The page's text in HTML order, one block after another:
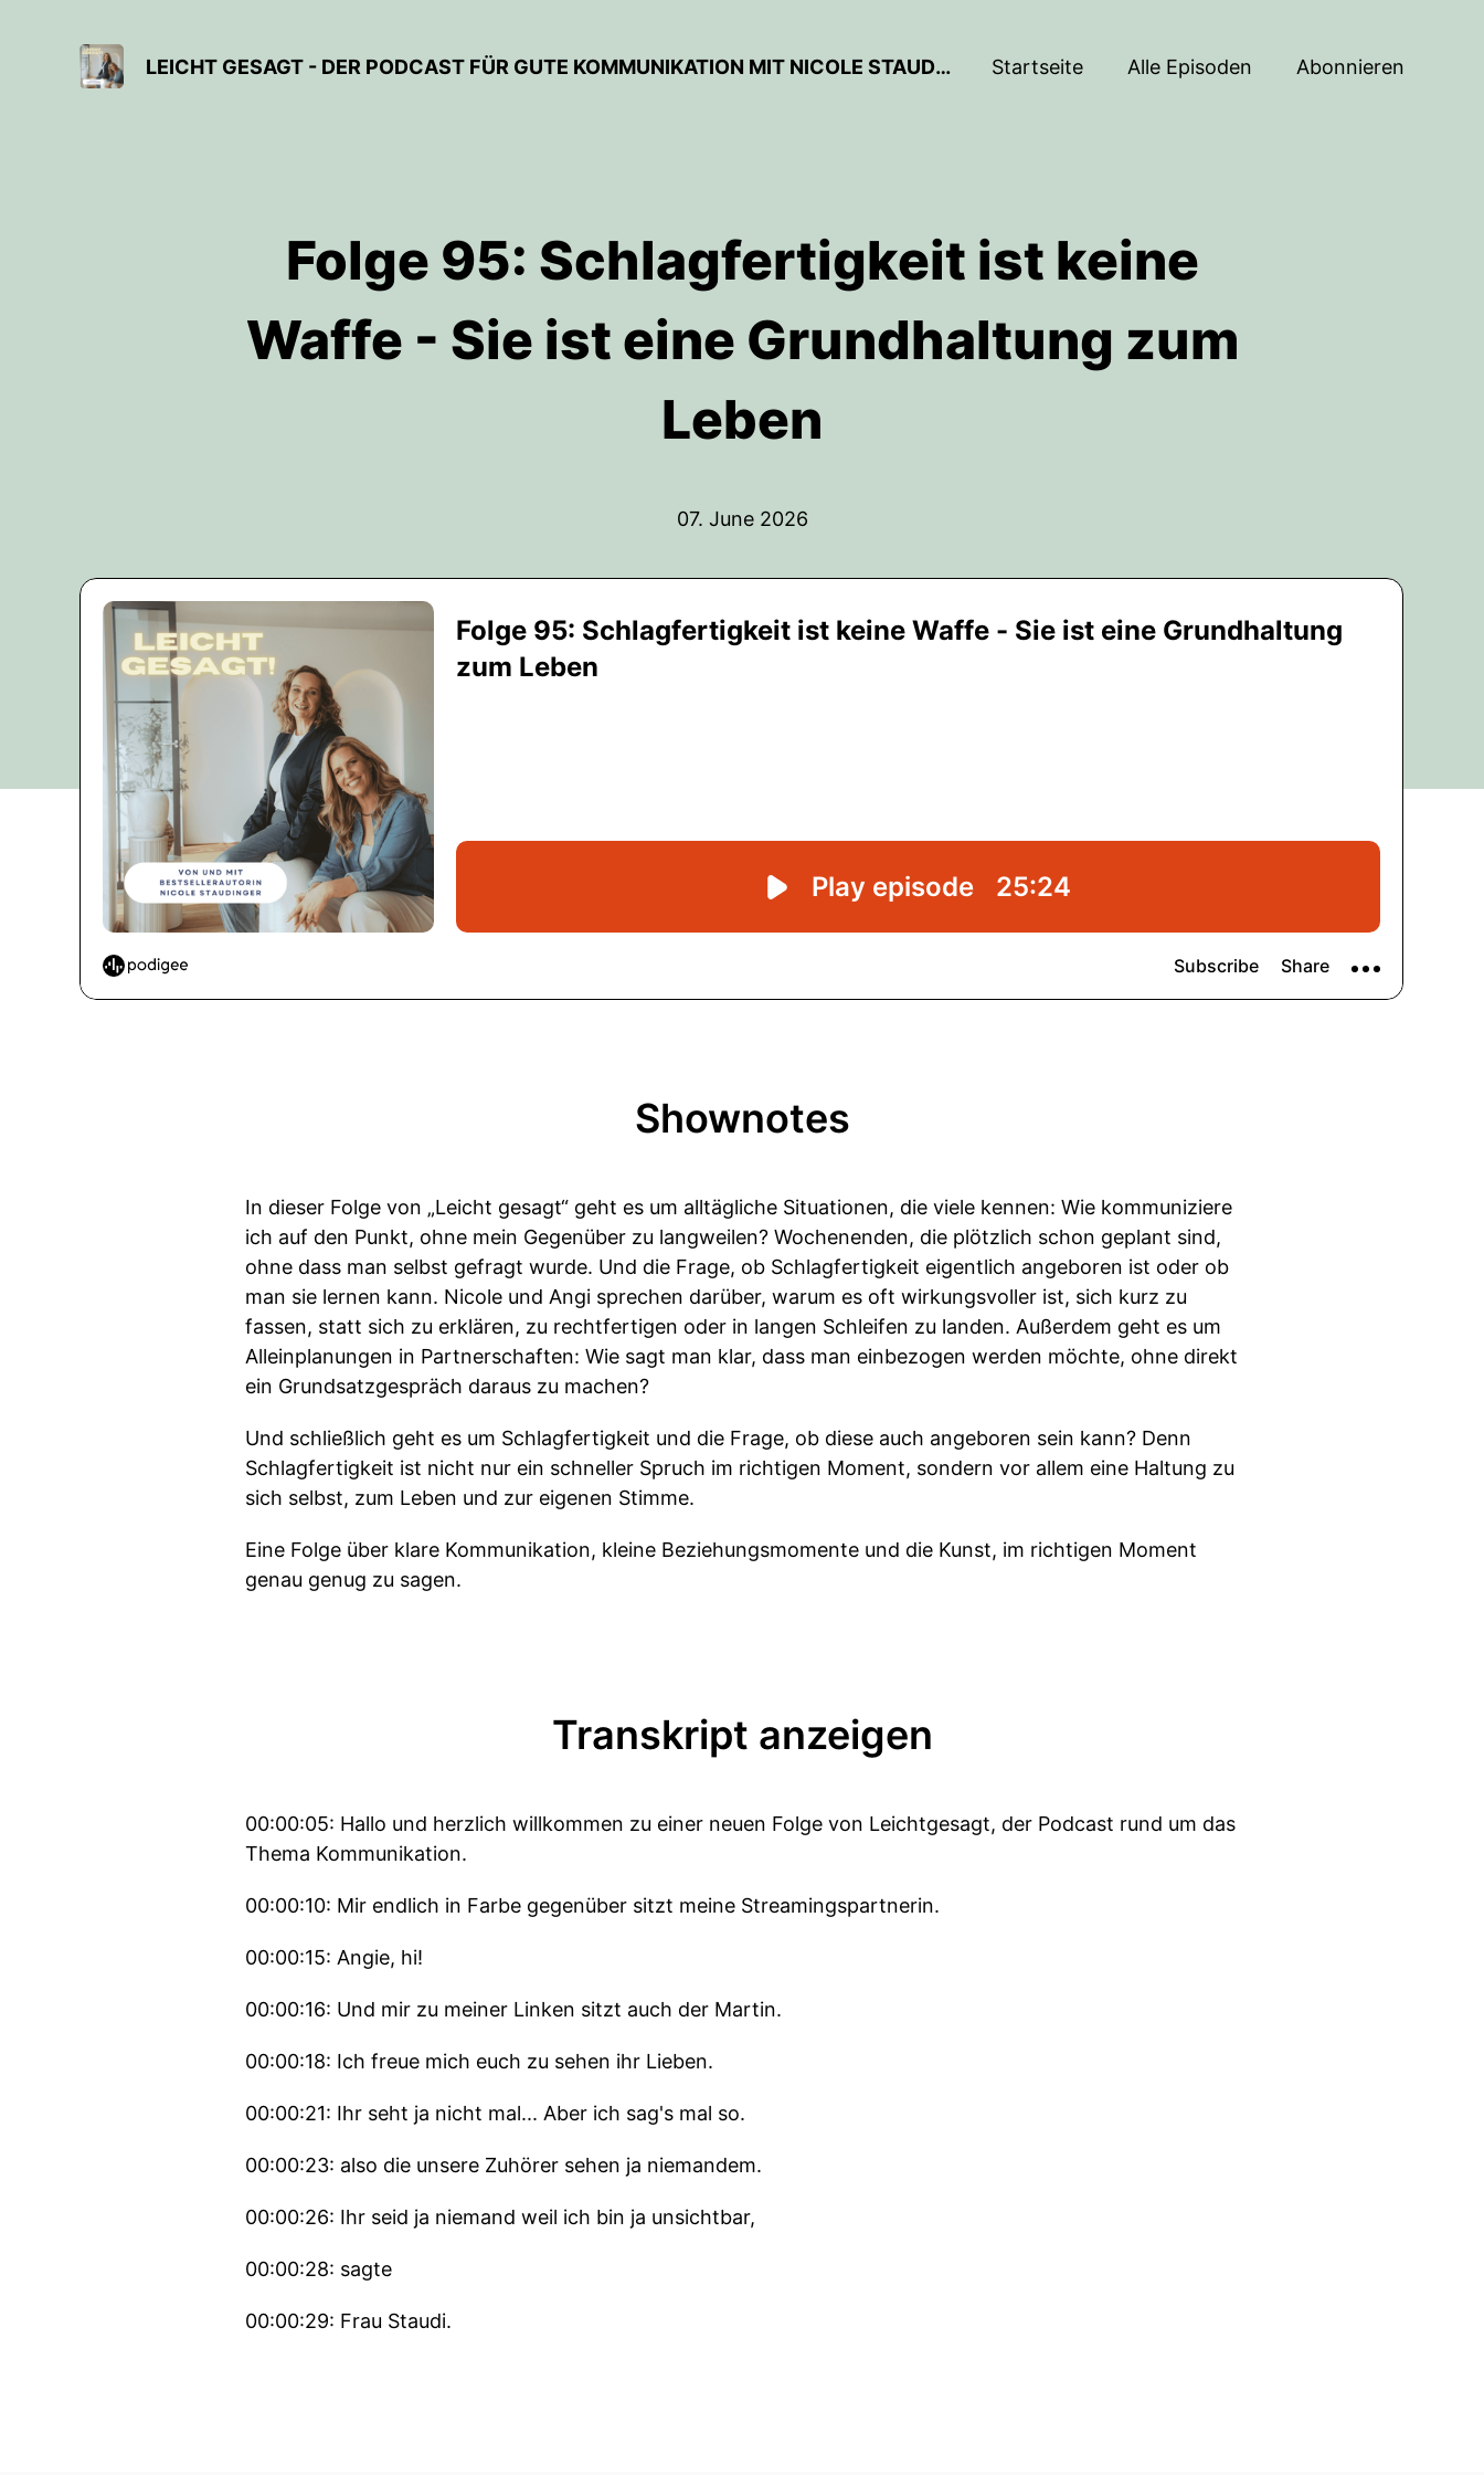
LEICHT GESAGT - DER PODCAST FÜR GUTE KOMMUNIKATION MIT NICOLE STAUDINGER Startseite Alle Episoden Abonnieren
Folge 95: Schlagfertigkeit ist keine
Waffe - Sie ist eine Grundhaltung zum
Leben
07. June 2026
Shownotes
In dieser Folge von „Leicht gesagt“ geht es um alltägliche Situationen, die viele kennen: Wie kommuniziere
ich auf den Punkt, ohne mein Gegenüber zu langweilen? Wochenenden, die plötzlich schon geplant sind,
ohne dass man selbst gefragt wurde. Und die Frage, ob Schlagfertigkeit eigentlich angeboren ist oder ob
man sie lernen kann. Nicole und Angi sprechen darüber, warum es oft wirkungsvoller ist, sich kurz zu
fassen, statt sich zu erklären, zu rechtfertigen oder in langen Schleifen zu landen. Außerdem geht es um
Alleinplanungen in Partnerschaften: Wie sagt man klar, dass man einbezogen werden möchte, ohne direkt
ein Grundsatzgespräch daraus zu machen?
Und schließlich geht es um Schlagfertigkeit und die Frage, ob diese auch angeboren sein kann? Denn
Schlagfertigkeit ist nicht nur ein schneller Spruch im richtigen Moment, sondern vor allem eine Haltung zu
sich selbst, zum Leben und zur eigenen Stimme.
Eine Folge über klare Kommunikation, kleine Beziehungsmomente und die Kunst, im richtigen Moment
genau genug zu sagen.
Transkript anzeigen
00:00:05: Hallo und herzlich willkommen zu einer neuen Folge von Leichtgesagt, der Podcast rund um das
Thema Kommunikation.
00:00:10: Mir endlich in Farbe gegenüber sitzt meine Streamingspartnerin.
00:00:15: Angie, hi!
00:00:16: Und mir zu meiner Linken sitzt auch der Martin.
00:00:18: Ich freue mich euch zu sehen ihr Lieben.
00:00:21: Ihr seht ja nicht mal... Aber ich sag's mal so.
00:00:23: also die unsere Zuhörer sehen ja niemandem.
00:00:26: Ihr seid ja niemand weil ich bin ja unsichtbar,
00:00:28: sagte
00:00:29: Frau Staudi.